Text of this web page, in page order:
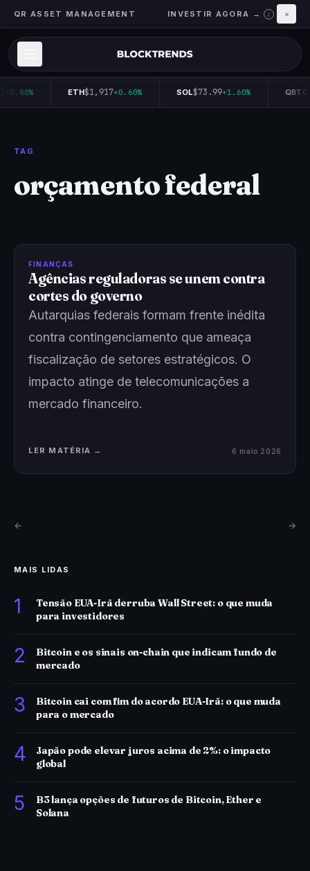
QR ASSET MANAGEMENT INVESTIR AGORA → i ×
+0.80% ETH$1,917+0.60% SOL$73.99+1.60%
TAG
orçamento federal
FINANÇAS
Agências reguladoras se unem contra
cortes do governo
Autarquias federais formam frente inédita
contra contingenciamento que ameaça
fiscalização de setores estratégicos. O
impacto atinge de telecomunicações a
mercado financeiro.
LER MATÉRIA → 6 maio 2026
← →
MAIS LIDAS
1
Tensão EUA-Irã derruba Wall Street: o que muda
para investidores
2
Bitcoin e os sinais on-chain que indicam fundo de
mercado
3
Bitcoin cai com fim do acordo EUA-Irã: o que muda
para o mercado
4
Japão pode elevar juros acima de 2%: o impacto
global
5
B3 lança opções de futuros de Bitcoin, Ether e
Solana